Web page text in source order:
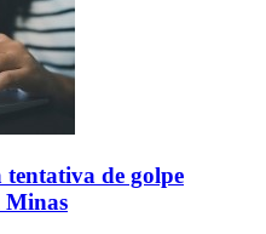
tentativa de golpe
Minas